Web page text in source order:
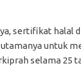
sertifikat halal
utamanya untuk
selama 25